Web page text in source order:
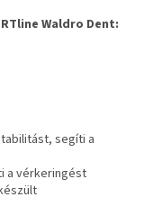
Waldro Dent:
segíti a
a vérkeringést